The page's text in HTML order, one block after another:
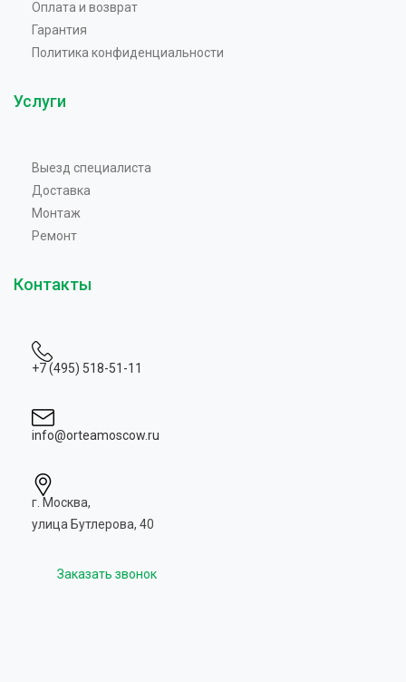
Оплата и возврат
Гарантия
Политика конфиденциальности
Услуги
Выезд специалиста
Доставка
Монтаж
Ремонт
Контакты
+7 (495) 518-51-11
info@orteamoscow.ru
г. Москва,
улица Бутлерова, 40
Заказать звонок